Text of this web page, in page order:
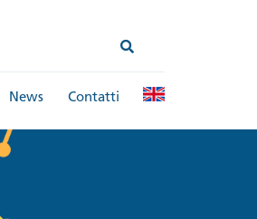
News Contatti